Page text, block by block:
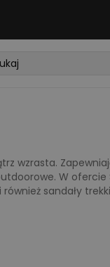
wzrasta.
W ofercie
sandały